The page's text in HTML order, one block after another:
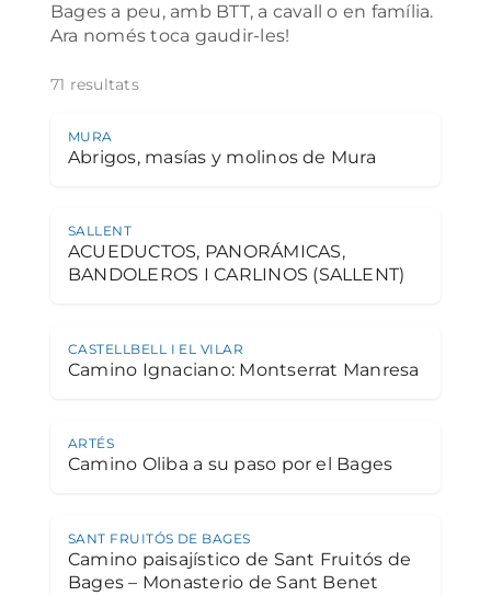
Bages a peu, amb BTT, a cavall o en família.
Ara només toca gaudir-les!
71 resultats
MURA
Abrigos, masías y molinos de Mura
SALLENT
ACUEDUCTOS, PANORÁMICAS,
BANDOLEROS I CARLINOS (SALLENT)
CASTELLBELL I EL VILAR
Camino Ignaciano: Montserrat Manresa
ARTÉS
Camino Oliba a su paso por el Bages
SANT FRUITÓS DE BAGES
Camino paisajístico de Sant Fruitós de
Bages – Monasterio de Sant Benet